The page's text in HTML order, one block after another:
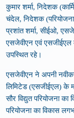
कुमार शर्मा,निदेशक(
चंदेल,निदेशक(
प्रशांत शर्मा, सीईओ,
एसजेवीएन एवं एसजीईएल
उपस्थित रहे।
एसजेवीएन ने अपनी
लिमिटेड(एसजीईएल)के
सौर विद्युत परियोजना
परियोजना का विकास